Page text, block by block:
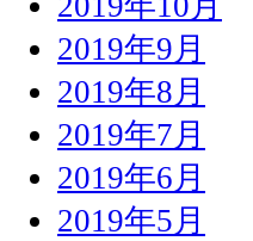
2019年9月
2019年8月
2019年7月
2019年6月
2019年5月